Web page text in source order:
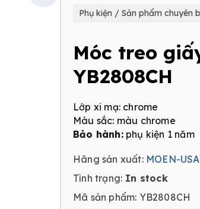
Phụ kiện / Sản phẩm chuyên
Móc treo
YB2808CH
Lớp xi mạ: chrome
Màu sắc: màu chrome
Bảo hành:phụ kiện 1 năm
Hãng sản xuất:MOEN-USA
Tình trạng: In stock
Mã sản phẩm: YB2808CH